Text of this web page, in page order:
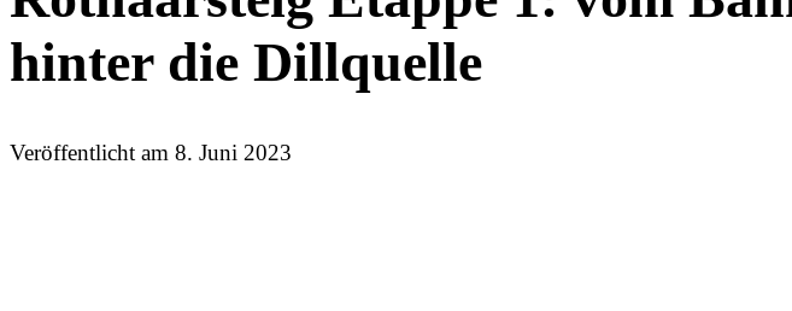
hinter die Dillquelle
Veröffentlicht am 8. Juni 2023